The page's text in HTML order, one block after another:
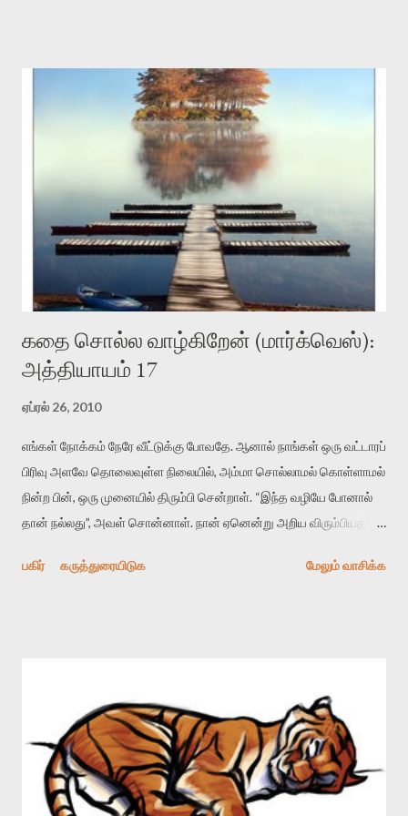
மென்பொருள் அதை ஒரு ஒலிக் கோப்பாக மாற்றி தருகிறது. இந்த
மென்பொருளின் பயன்கள் என்ன? தமிழ் கேட்டு புரிய முடிகிற ஆனால்
வாசிக்க தெரியாத இளந்தலைமுறையினரில் ஒரு பகுதியினருக்கு
வாசிப்பை எளிதாக்கும். எழுத்தாளர்களுக்கு தங்களின் நீளமான
பிரதிகளை edit செய்வது எளிதாகும். வாசிக்க களைப்பான
பொழுதுகளில், பயணங்களில், நீண்ட வரிசைகளில் காத்திருக்கையில்,
யாராவது மொக்கை போட வரும் போது இதனை கேட்பது நலம் பயக்கும்.
அனுகூலம்? பொதுவாக ஆங்கில text-to-read மென்பொருட்களில்
கணினி குரல் தான் பதியப்பட்டிருக்கும். க...
கதை சொல்ல வாழ்கிறேன் (மார்க்வெஸ்):
அத்தியாயம் 17
ஏப்ரல் 26, 2010
எங்கள் நோக்கம் நேரே வீட்டுக்கு போவதே. ஆனால் நாங்கள் ஒரு வட்டாரப்
பிரிவு அளவே தொலைவுள்ள நிலையில், அம்மா சொல்லாமல் கொள்ளாமல்
நின்ற பின், ஒரு முனையில் திரும்பி சென்றாள். “இந்த வழியே போனால்
தான் நல்லது”, அவள் சொன்னாள். நான் ஏனென்று அறிய விரும்பியதற்கு
பகிர்
கருத்துரையிடுக மேலும் வாசிக்க